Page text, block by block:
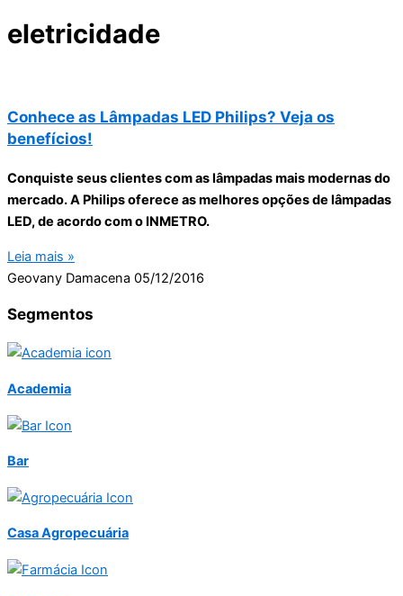
eletricidade
Conhece as Lâmpadas LED Philips? Veja os
benefícios!
Conquiste seus clientes com as lâmpadas mais modernas do
mercado. A Philips oferece as melhores opções de lâmpadas
LED, de acordo com o INMETRO.
Leia mais »
Geovany Damacena 05/12/2016
Segmentos
Academia
Bar
Casa Agropecuária